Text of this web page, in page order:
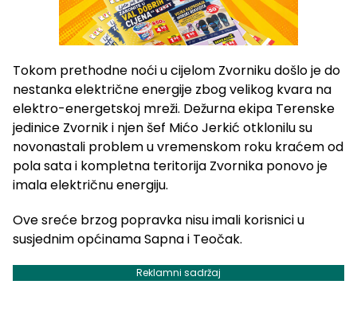
Tokom prethodne noći u cijelom Zvorniku došlo je do
nestanka električne energije zbog velikog kvara na
elektro-energetskoj mreži. Dežurna ekipa Terenske
jedinice Zvornik i njen šef Mićo Jerkić otklonilu su
novonastali problem u vremenskom roku kraćem od
pola sata i kompletna teritorija Zvornika ponovo je
imala električnu energiju.
Ove sreće brzog popravka nisu imali korisnici u
susjednim općinama Sapna i Teočak.
Reklamni sadržaj